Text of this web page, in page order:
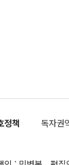
정책 독자권